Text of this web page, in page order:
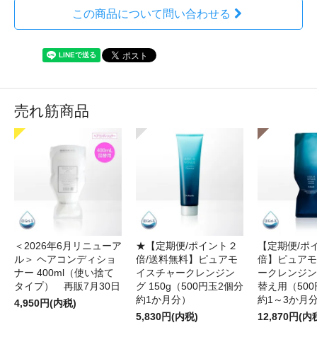
この商品について問い合わせる
売れ筋商品
＜2026年6月リニューア
ル＞ ヘアコンディショ
ナー 400ml（使い捨て
タイプ） 再販7月30日
4,950円(内税)
★【定期便/ポイント２
倍/送料無料】ピュアモ
イスチャークレンジン
グ 150g（500円玉2個分
約1か月分）
5,830円(内税)
【定期便/ポ
倍】ピュア
ークレンジ
替え用（500
約1～3か月
12,870円(内